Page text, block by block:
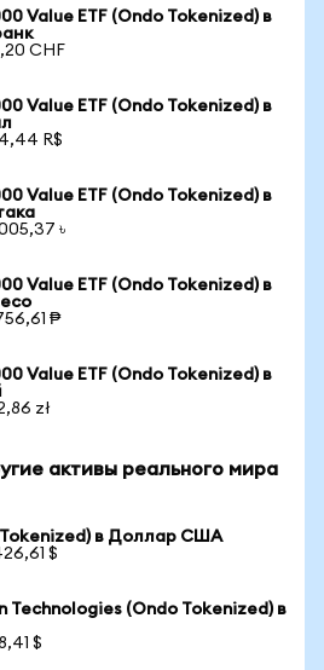
Value ETF (Ondo Tokenized) в
CHF
Value ETF (Ondo Tokenized) в
R$
Value ETF (Ondo Tokenized) в
৳
Value ETF (Ondo Tokenized) в
₱
Value ETF (Ondo Tokenized) в
zł
активы реального мира
Tokenized) в Доллар США
$
Technologies (Ondo Tokenized) в
$